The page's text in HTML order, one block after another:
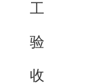
工
验
收